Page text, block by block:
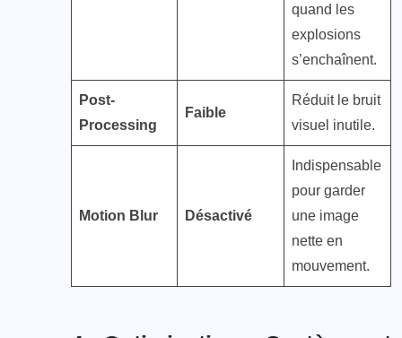
quand les
explosions
s’enchaînent​.
Post-
Processing
Faible
Réduit le bruit
visuel inutile.
Motion Blur Désactivé
Indispensable
pour garder
une image
nette en
mouvement.